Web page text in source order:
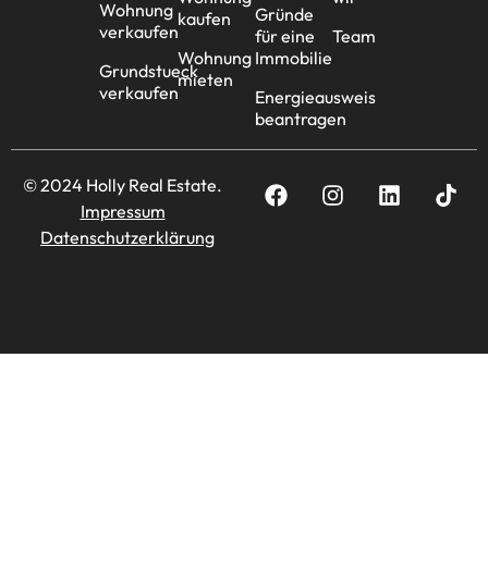
Wohnung
verkaufen
Grundstueck
verkaufen
kaufen
Wohnung
mieten
Gründe
für eine
Immobilie
Energieausweis
beantragen
Team
© 2024 Holly Real Estate.
Impressum
Datenschutzerklärung